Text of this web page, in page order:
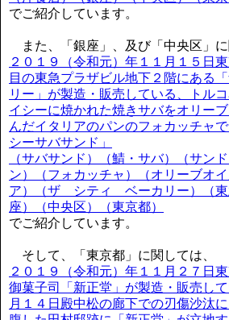
でご紹介しています。
また、「銀座」、及び「中央区」に
２０１９（令和元）年１１月１５日
目の東急プラザビル地下２階にあ
リー」が製造・販売している、トル
イシーに焼かれた焼きサバをオリー
んだイタリアのパンのフォカッチャ
シーサバサンド」
（サバサンド）（鯖・サバ）（サン
ン）（フォカッチャ）（オリーブオ
ア）（ザ シティ ベーカリー）（東
座）（中央区）（東京都）
でご紹介しています。
そして、「東京都」に関しては、
２０１９（令和元）年１１月２７日
御菓子司「新正堂」が製造・販売し
月１４日殿中松の廊下での刃傷沙汰